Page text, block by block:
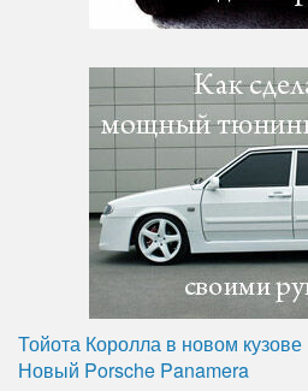
Тойота Королла в новом кузове
Новый Porsche Panamera